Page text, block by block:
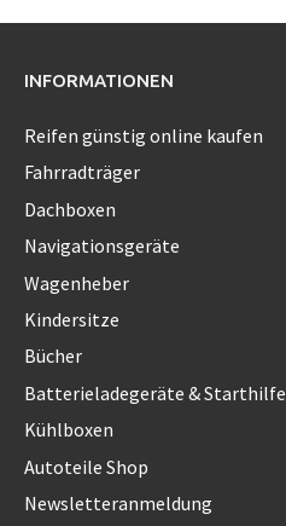
INFORMATIONEN
Reifen günstig online kaufen
Fahrradträger
Dachboxen
Navigationsgeräte
Wagenheber
Kindersitze
Bücher
Batterieladegeräte & Starthilfe
Kühlboxen
Autoteile Shop
Newsletteranmeldung